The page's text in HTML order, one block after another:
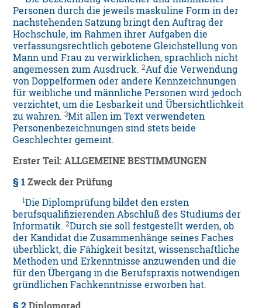
Personen durch die jeweils maskuline Form in der
nachstehenden Satzung bringt den Auftrag der
Hochschule, im Rahmen ihrer Aufgaben die
verfassungsrechtlich gebotene Gleichstellung von
Mann und Frau zu verwirklichen, sprachlich nicht
angemessen zum Ausdruck.2Auf die Verwendung
von Doppelformen oder andere Kennzeichnungen
für weibliche und männliche Personen wird jedoch
verzichtet, um die Lesbarkeit und Übersichtlichkeit
zu wahren.3Mit allen im Text verwendeten
Personenbezeichnungen sind stets beide
Geschlechter gemeint.
Erster Teil: ALLGEMEINE BESTIMMUNGEN
§ 1 Zweck der Prüfung
1Die Diplomprüfung bildet den ersten
berufsqualifizierenden Abschluß des Studiums der
Informatik.2Durch sie soll festgestellt werden, ob
der Kandidat die Zusammenhänge seines Faches
überblickt, die Fähigkeit besitzt, wissenschaftliche
Methoden und Erkenntnisse anzuwenden und die
für den Übergang in die Berufspraxis notwendigen
gründlichen Fachkenntnisse erworben hat.